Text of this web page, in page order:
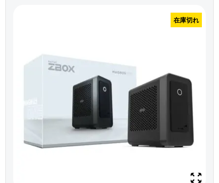
在庫切れ